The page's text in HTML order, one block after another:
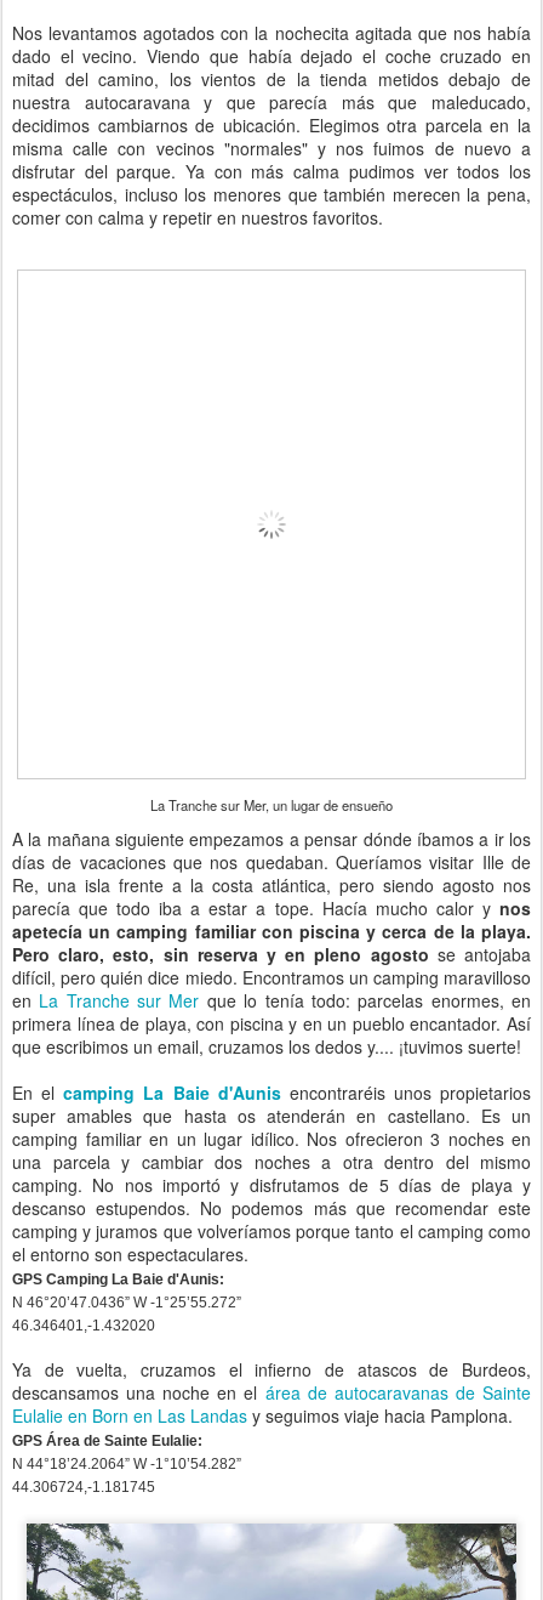
Nos levantamos agotados con la nochecita agitada que nos había
dado el vecino. Viendo que había dejado el coche cruzado en
mitad del camino, los vientos de la tienda metidos debajo de
nuestra autocaravana y que parecía más que maleducado,
decidimos cambiarnos de ubicación. Elegimos otra parcela en la
misma calle con vecinos "normales" y nos fuimos de nuevo a
disfrutar del parque. Ya con más calma pudimos ver todos los
espectáculos, incluso los menores que también merecen la pena,
comer con calma y repetir en nuestros favoritos.
La Tranche sur Mer, un lugar de ensueño
A la mañana siguiente empezamos a pensar dónde íbamos a ir los
días de vacaciones que nos quedaban. Queríamos visitar Ille de
Re, una isla frente a la costa atlántica, pero siendo agosto nos
parecía que todo iba a estar a tope. Hacía mucho calor y nos
apetecía un camping familiar con piscina y cerca de la playa.
Pero claro, esto, sin reserva y en pleno agosto se antojaba
difícil, pero quién dice miedo. Encontramos un camping maravilloso
en La Tranche sur Mer que lo tenía todo: parcelas enormes, en
primera línea de playa, con piscina y en un pueblo encantador. Así
que escribimos un email, cruzamos los dedos y.... ¡tuvimos suerte!
En elcamping La Baie d'Aunis encontraréis unos propietarios
super amables que hasta os atenderán en castellano. Es un
camping familiar en un lugar idílico. Nos ofrecieron 3 noches en
una parcela y cambiar dos noches a otra dentro del mismo
camping. No nos importó y disfrutamos de 5 días de playa y
descanso estupendos. No podemos más que recomendar este
camping y juramos que volveríamos porque tanto el camping como
el entorno son espectaculares.
GPS Camping La Baie d'Aunis:
N 46°20’47.0436” W -1°25’55.272”
46.346401,-1.432020
Ya de vuelta, cruzamos el infierno de atascos de Burdeos,
descansamos una noche en el área de autocaravanas de Sainte
Eulalie en Born en Las Landas y seguimos viaje hacia Pamplona.
GPS Área de Sainte Eulalie:
N 44°18’24.2064” W -1°10’54.282”
44.306724,-1.181745